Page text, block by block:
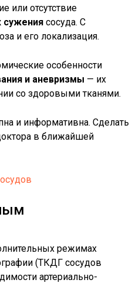
или отсутствие
сужения сосуда. С
и его локализация.
особенности
и аневризмы — их
со здоровыми тканями.
и информативна. Сделать
в ближайшей
режимах
(ТКДГ сосудов
артериально-